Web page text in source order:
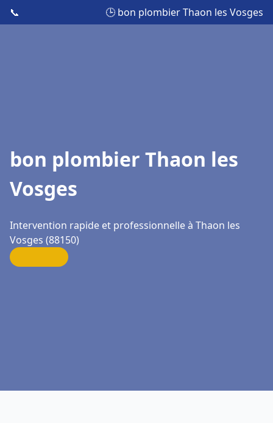
📞 🕒 bon plombier Thaon les Vosges
bon plombier Thaon les
Vosges
Intervention rapide et professionnelle à Thaon les
Vosges (88150)